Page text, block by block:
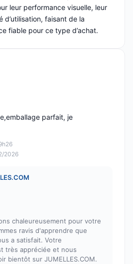
leur performance visuelle, leur
d’utilisation, faisant de la
fiable pour ce type d’achat.
2026
parfait, je
chaleureusement pour votre
ravis d'apprendre que
a satisfait. Votre
très appréciée et nous
bientôt sur JUMELLES.COM.